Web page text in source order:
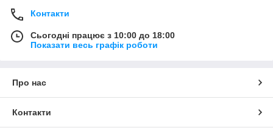
Контакти
Сьогодні працює з 10:00 до 18:00
Показати весь графік роботи
Про нас
Контакти